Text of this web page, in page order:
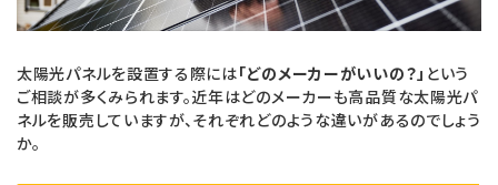
太陽光パネルを設置する際には「どのメーカーがいいの？」 という
ご相談が多くみられます。近年はどのメーカーも高品質な太陽光パ
ネルを販売していますが、それぞれどのような違いがあるのでしょう
か。